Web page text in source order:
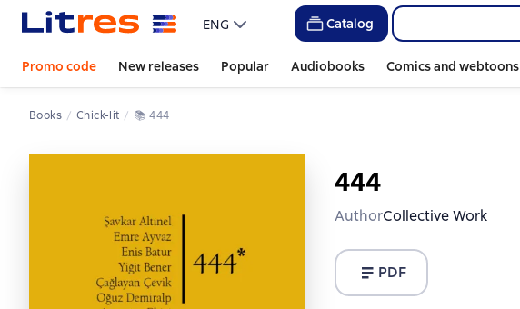
ENG Catalog
Promo code New releases Popular Audiobooks Comics and webtoons
Books сhick-lit 📚 444
444
AuthorCollective Work
PDF